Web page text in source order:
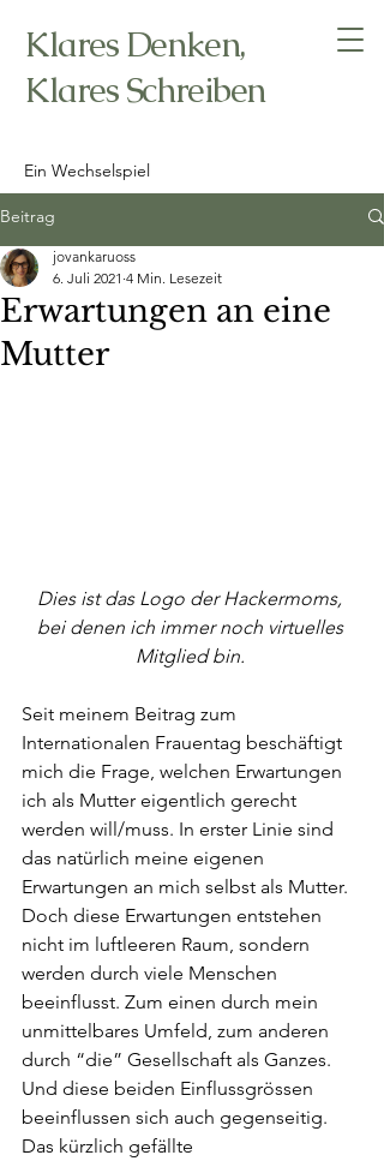
Klares Denken,
Klares Schreiben
Ein Wechselspiel
Beitrag
Erwartungen an eine
Mutter
jovankaruoss
6. Juli 2021 4 Min. Lesezeit
Dies ist das Logo der Hackermoms,
bei denen ich immer noch virtuelles
Mitglied bin.
Seit meinem Beitrag zum
Internationalen Frauentag beschäftigt
mich die Frage, welchen Erwartungen
ich als Mutter eigentlich gerecht
werden will/muss. In erster Linie sind
das natürlich meine eigenen
Erwartungen an mich selbst als Mutter.
Doch diese Erwartungen entstehen
nicht im luftleeren Raum, sondern
werden durch viele Menschen
beeinflusst. Zum einen durch mein
unmittelbares Umfeld, zum anderen
durch “die” Gesellschaft als Ganzes.
Und diese beiden Einflussgrössen
beeinflussen sich auch gegenseitig.
Das kürzlich gefällte